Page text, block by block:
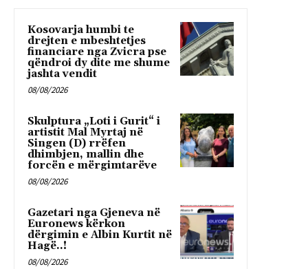
Kosovarja humbi te
drejten e mbeshtetjes
financiare nga Zvicra pse
qëndroi dy dite me shume
jashta vendit
08/08/2026
Skulptura „Loti i Gurit“ i
artistit Mal Myrtaj në
Singen (D) rrëfen
dhimbjen, mallin dhe
forcën e mërgimtarëve
08/08/2026
Gazetari nga Gjeneva në
Euronews kërkon
dërgimin e Albin Kurtit në
Hagë..!
08/08/2026